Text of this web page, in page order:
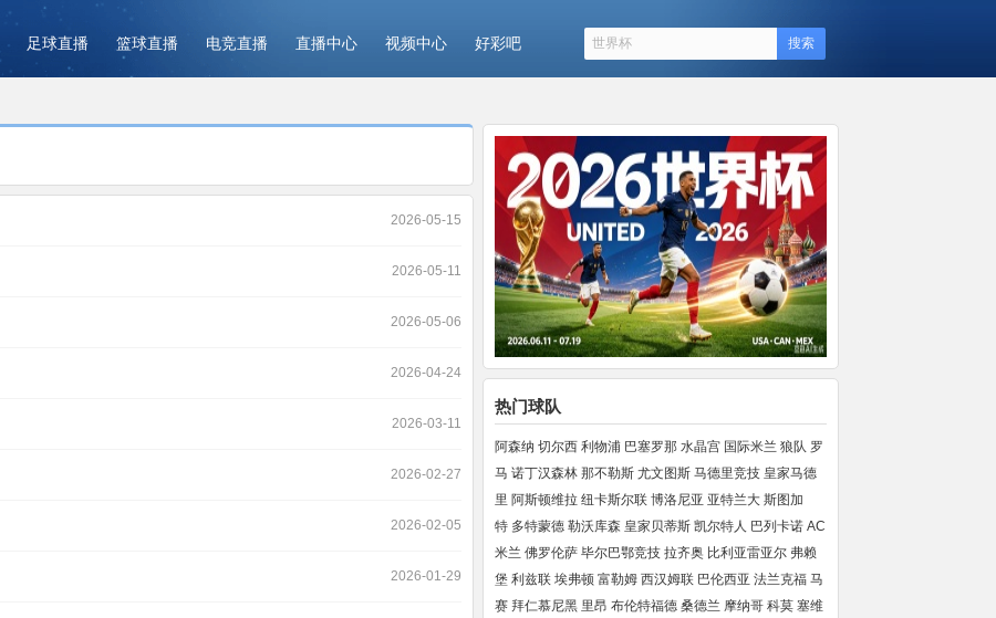
足球直播 篮球直播 电竞直播 直播中心 视频中心 好彩吧 搜索
2026-05-15
2026-05-11
2026-05-06
2026-04-24
2026-03-11
2026-02-27
2026-02-05
2026-01-29
热门球队
阿森纳 切尔西 利物浦 巴塞罗那 水晶宫 国际米兰 狼队 罗
马 诺丁汉森林 那不勒斯 尤文图斯 马德里竞技 皇家马德
里 阿斯顿维拉 纽卡斯尔联 博洛尼亚 亚特兰大 斯图加
特 多特蒙德 勒沃库森 皇家贝蒂斯 凯尔特人 巴列卡诺 AC
米兰 佛罗伦萨 毕尔巴鄂竞技 拉齐奥 比利亚雷亚尔 弗赖
堡 利兹联 埃弗顿 富勒姆 西汉姆联 巴伦西亚 法兰克福 马
赛 拜仁慕尼黑 里昂 布伦特福德 桑德兰 摩纳哥 科莫 塞维